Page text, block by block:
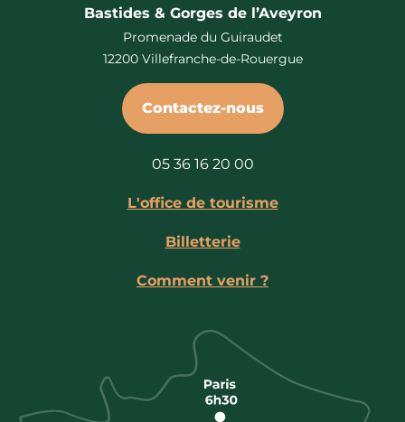
Bastides & Gorges de l’Aveyron
Promenade du Guiraudet
12200 Villefranche-de-Rouergue
Contactez-nous
05 36 16 20 00
L'office de tourisme
Billetterie
Comment venir ?